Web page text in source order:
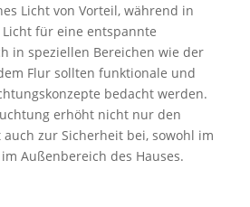
Licht von Vorteil, während in
für eine entspannte
in speziellen Bereichen wie der
Flur sollten funktionale und
bedacht werden.
erhöht nicht nur den
zur Sicherheit bei, sowohl im
Außenbereich des Hauses.